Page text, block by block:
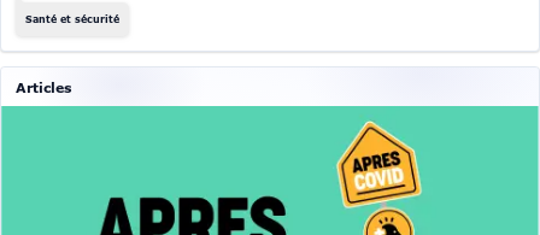
Santé et sécurité
Articles